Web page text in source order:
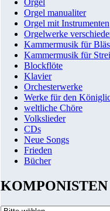
Orgel
Orgel manualiter
Orgel mit Instrumenten
Orgelwerke
Kammermusik für
Kammermusik für
Blockflöte
Klavier
Orchesterwerke
Werke für den
weltliche Chöre
Volkslieder
CDs
Neue Songs
Frieden
Bücher
KOMPONISTEN